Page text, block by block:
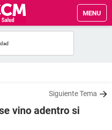
MENU
Siguiente Tema
vino adentro si